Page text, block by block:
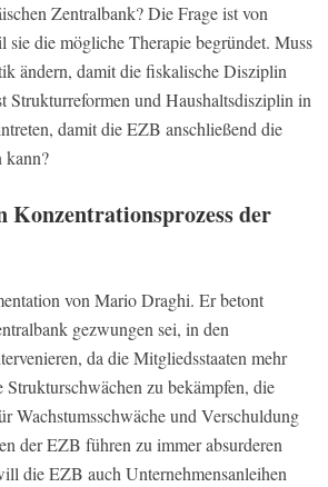
Zentralbank? Die Frage ist von
sie die mögliche Therapie begründet. Muss
ändern, damit die fiskalische Disziplin
Strukturreformen und Haushaltsdisziplin in
damit die EZB anschließend die
kann?
Konzentrationsprozess der
von Mario Draghi. Er betont
gezwungen sei, in den
da die Mitgliedsstaaten mehr
zu bekämpfen, die
Wachstumsschwäche und Verschuldung
der EZB führen zu immer absurderen
die EZB auch Unternehmensanleihen